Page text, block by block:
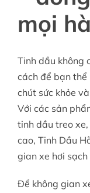
mọi
Tinh dầu không
cách để bạn thể
chút sức khỏe
Với các sản
tinh dầu treo
cao, Tinh Dầu
gian xe hơi
Để không gian